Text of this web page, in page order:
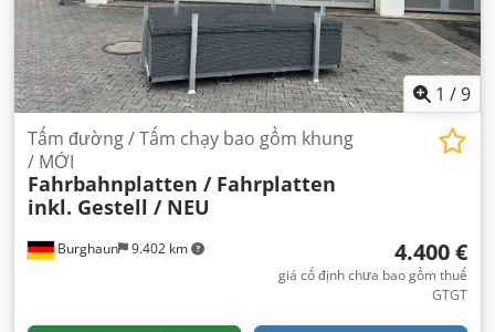
1 /9
Burghaun 9.402 km
Tấm đường / Tấm chạy bao gồm khung
/ MỚI
Fahrbahnplatten / Fahrplatten
inkl. Gestell / NEU
4.400 €
giá cố định chưa bao gồm thuế
GTGT